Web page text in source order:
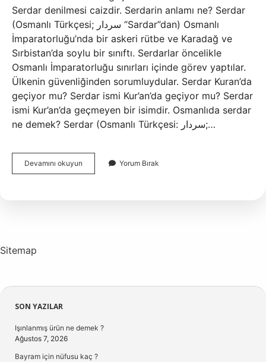
Serdar denilmesi caizdir. Serdarin anlamı ne? Serdar
(Osmanlı Türkçesi; سردار “Sardar”dan) Osmanlı
İmparatorluğu’nda bir askeri rütbe ve Karadağ ve
Sırbistan’da soylu bir sınıftı. Serdarlar öncelikle
Osmanlı İmparatorluğu sınırları içinde görev yaptılar.
Ülkenin güvenliğinden sorumluydular. Serdar Kuran’da
geçiyor mu? Serdar ismi Kur’an’da geçiyor mu? Serdar
ismi Kur’an’da geçmeyen bir isimdir. Osmanlıda serdar
ne demek? Serdar (Osmanlı Türkçesi: سردار;…
Devamını okuyun
Türkiyede
Yorum Bırak
Sitemap
Sidebar
SON YAZILAR
Işınlanmış ürün ne demek ?
Ağustos 7, 2026
Bayram için nüfusu kaç ?